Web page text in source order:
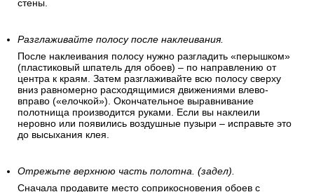
Виниловые обои клеятся встык. При этом иногда
стены.
Разглаживайте полосу после наклеивания.
После наклеивания полосу нужно разгладить «перышком»
(пластиковый шпатель для обоев) – по направлению от
центра к краям. Затем разглаживайте всю полосу сверху
вниз равномерно расходящимися движениями влево-
вправо («елочкой»). Окончательное выравнивание
до высыхания клея.